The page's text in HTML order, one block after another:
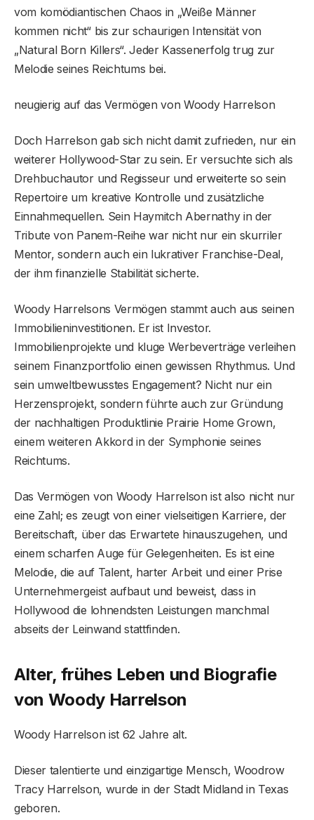
vom komödiantischen Chaos in „Weiße Männer
kommen nicht“ bis zur schaurigen Intensität von
„Natural Born Killers“. Jeder Kassenerfolg trug zur
Melodie seines Reichtums bei.
neugierig auf das Vermögen von Woody Harrelson
Doch Harrelson gab sich nicht damit zufrieden, nur ein
weiterer Hollywood-Star zu sein. Er versuchte sich als
Drehbuchautor und Regisseur und erweiterte so sein
Repertoire um kreative Kontrolle und zusätzliche
Einnahmequellen. Sein Haymitch Abernathy in der
Tribute von Panem-Reihe war nicht nur ein skurriler
Mentor, sondern auch ein lukrativer Franchise-Deal,
der ihm finanzielle Stabilität sicherte.
Woody Harrelsons Vermögen stammt auch aus seinen
Immobilieninvestitionen. Er ist Investor.
Immobilienprojekte und kluge Werbeverträge verleihen
seinem Finanzportfolio einen gewissen Rhythmus. Und
sein umweltbewusstes Engagement? Nicht nur ein
Herzensprojekt, sondern führte auch zur Gründung
der nachhaltigen Produktlinie Prairie Home Grown,
einem weiteren Akkord in der Symphonie seines
Reichtums.
Das Vermögen von Woody Harrelson ist also nicht nur
eine Zahl; es zeugt von einer vielseitigen Karriere, der
Bereitschaft, über das Erwartete hinauszugehen, und
einem scharfen Auge für Gelegenheiten. Es ist eine
Melodie, die auf Talent, harter Arbeit und einer Prise
Unternehmergeist aufbaut und beweist, dass in
Hollywood die lohnendsten Leistungen manchmal
abseits der Leinwand stattfinden.
Alter, frühes Leben und Biografie
von Woody Harrelson
Woody Harrelson ist 62 Jahre alt.
Dieser talentierte und einzigartige Mensch, Woodrow
Tracy Harrelson, wurde in der Stadt Midland in Texas
geboren.